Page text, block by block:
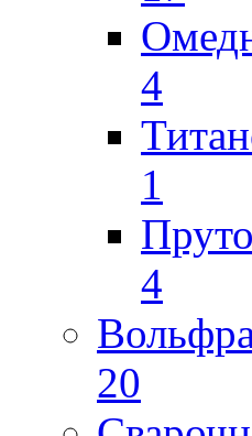
4
1
4
20